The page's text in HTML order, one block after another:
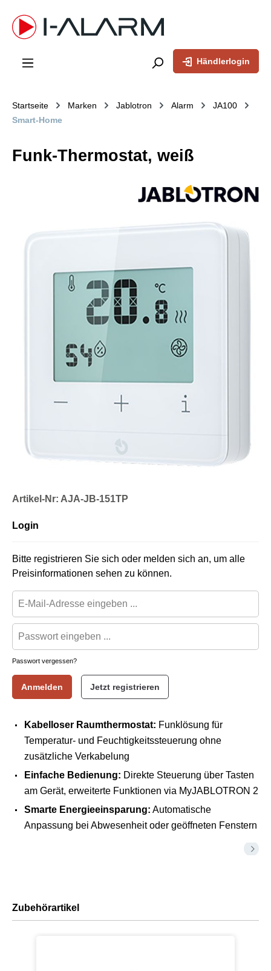
springen
Händlerlogin
Startseite Marken Jablotron Alarm
JA100
Smart-Home
Funk-Thermostat, weiß
Artikel-Nr: AJA-JB-151TP
Login
Bitte registrieren Sie sich oder melden sich an, um alle
Preisinformationen sehen zu können.
Passwort vergessen?
Anmelden Jetzt registrieren
Kabelloser Raumthermostat: Funklösung für
Temperatur- und Feuchtigkeitssteuerung ohne
zusätzliche Verkabelung
Einfache Bedienung: Direkte Steuerung über Tasten
am Gerät, erweiterte Funktionen via MyJABLOTRON 2
Smarte Energieeinsparung: Automatische
Anpassung bei Abwesenheit oder geöffneten Fenstern
Zubehörartikel